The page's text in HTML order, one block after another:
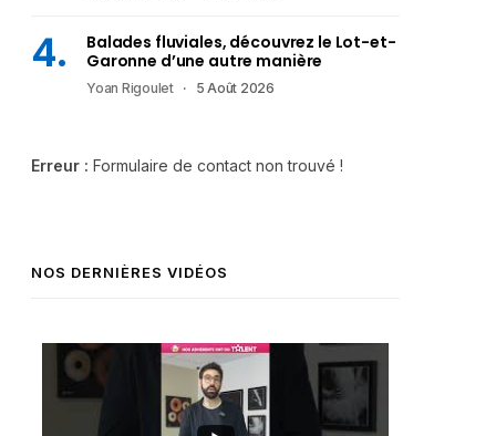
Balades fluviales, découvrez le Lot-et-
Garonne d’une autre manière
Yoan Rigoulet 5 Août 2026
Erreur : Formulaire de contact non trouvé !
NOS DERNIÈRES VIDÉOS